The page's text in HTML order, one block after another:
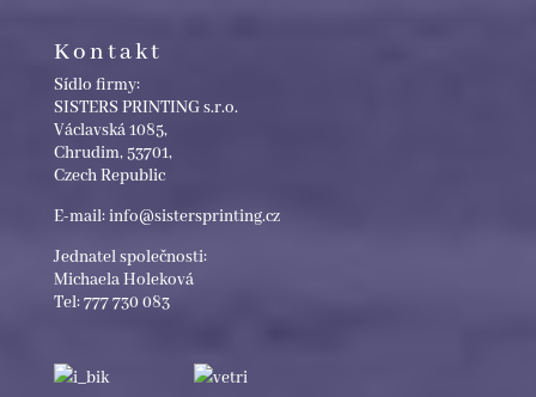
Kontakt
Sídlo firmy:
SISTERS PRINTING s.r.o.
Václavská 1085,
Chrudim, 53701,
Czech Republic
E-mail: info@sistersprinting.cz
Jednatel společnosti:
Michaela Holeková
Tel: 777 730 083